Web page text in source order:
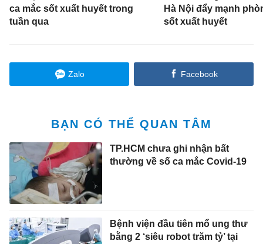
ca mắc sốt xuất huyết trong
tuần qua
Hà Nội đẩy mạnh
sốt xuất huyết
Zalo Facebook
BẠN CÓ THỂ QUAN TÂM
TP.HCM chưa ghi nhận bất
thường về số ca mắc Covid-19
Bệnh viện đầu tiên mổ ung thư
bằng 2 ‘siêu robot trăm tỷ’ tại